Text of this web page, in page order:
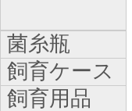
菌糸瓶
飼育ケース
飼育用品